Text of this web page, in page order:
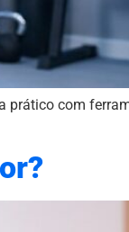
prático com